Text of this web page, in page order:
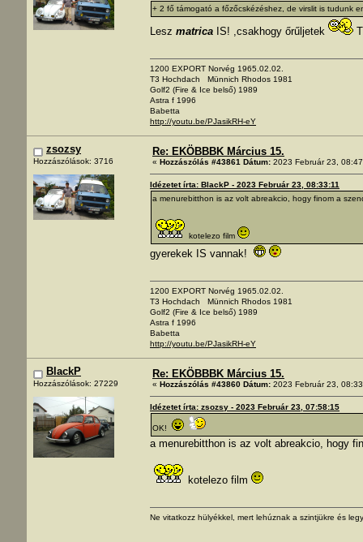
+ 2 fő támogató a főzőcskézéshez, de virslit is tudunk
Lesz matrica IS! ,csakhogy őrűljetek
1200 EXPORT Norvég 1965.02.02.
T3 Hochdach Münnich Rhodos 1981
Golf2 (Fire & Ice belső) 1989
Astra f 1996
Babetta
http://youtu.be/PJasikRH-eY
zsozsy
Hozzászólások: 3716
Re: EKÖBBBK Március 15.
« Hozzászólás #43861 Dátum: 2023 Február 23,
Idézetet írta: BlackP - 2023 Február 23, 08:33:11
a menurebitthon is az volt abreakcio, hogy finom a
kotelezo film
gyerekek IS vannak!
1200 EXPORT Norvég 1965.02.02.
T3 Hochdach Münnich Rhodos 1981
Golf2 (Fire & Ice belső) 1989
Astra f 1996
Babetta
http://youtu.be/PJasikRH-eY
BlackP
Hozzászólások: 27229
Re: EKÖBBBK Március 15.
« Hozzászólás #43860 Dátum: 2023 Február 23,
Idézetet írta: zsozsy - 2023 Február 23, 07:58:15
OK!
a menurebitthon is az volt abreakcio, hogy
kotelezo film
Ne vitatkozz hülyékkel, mert lehúznak a szintjükre és